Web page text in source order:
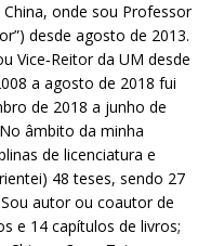
onde sou Professor
desde agosto de 2013.
Vice‑Reitor da UM desde
a agosto de 2018 fui
de 2018 a junho de
âmbito da minha
de licenciatura e
48 teses, sendo 27
autor ou coautor de
e 14 capítulos de livros;